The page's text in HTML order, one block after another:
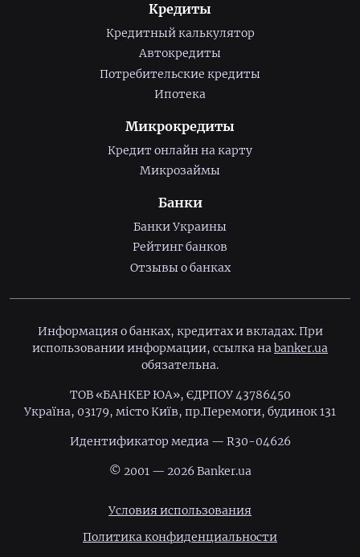
Кредиты
Кредитный калькулятор
Автокредиты
Потребительские кредиты
Ипотека
Микрокредиты
Кредит онлайн на карту
Микрозаймы
Банки
Банки Украины
Рейтинг банков
Отзывы о банках
Информация о банках, кредитах и вкладах. При
использовании информации, ссылка на banker.ua
обязательна.
ТОВ «БАНКЕР ЮА», ЄДРПОУ 43786450
Україна, 03179, місто Київ, пр.Перемоги, будинок 131
Идентификатор медиа — R30-04626
© 2001 — 2026 Banker.ua
Условия использования
Политика конфиденциальности